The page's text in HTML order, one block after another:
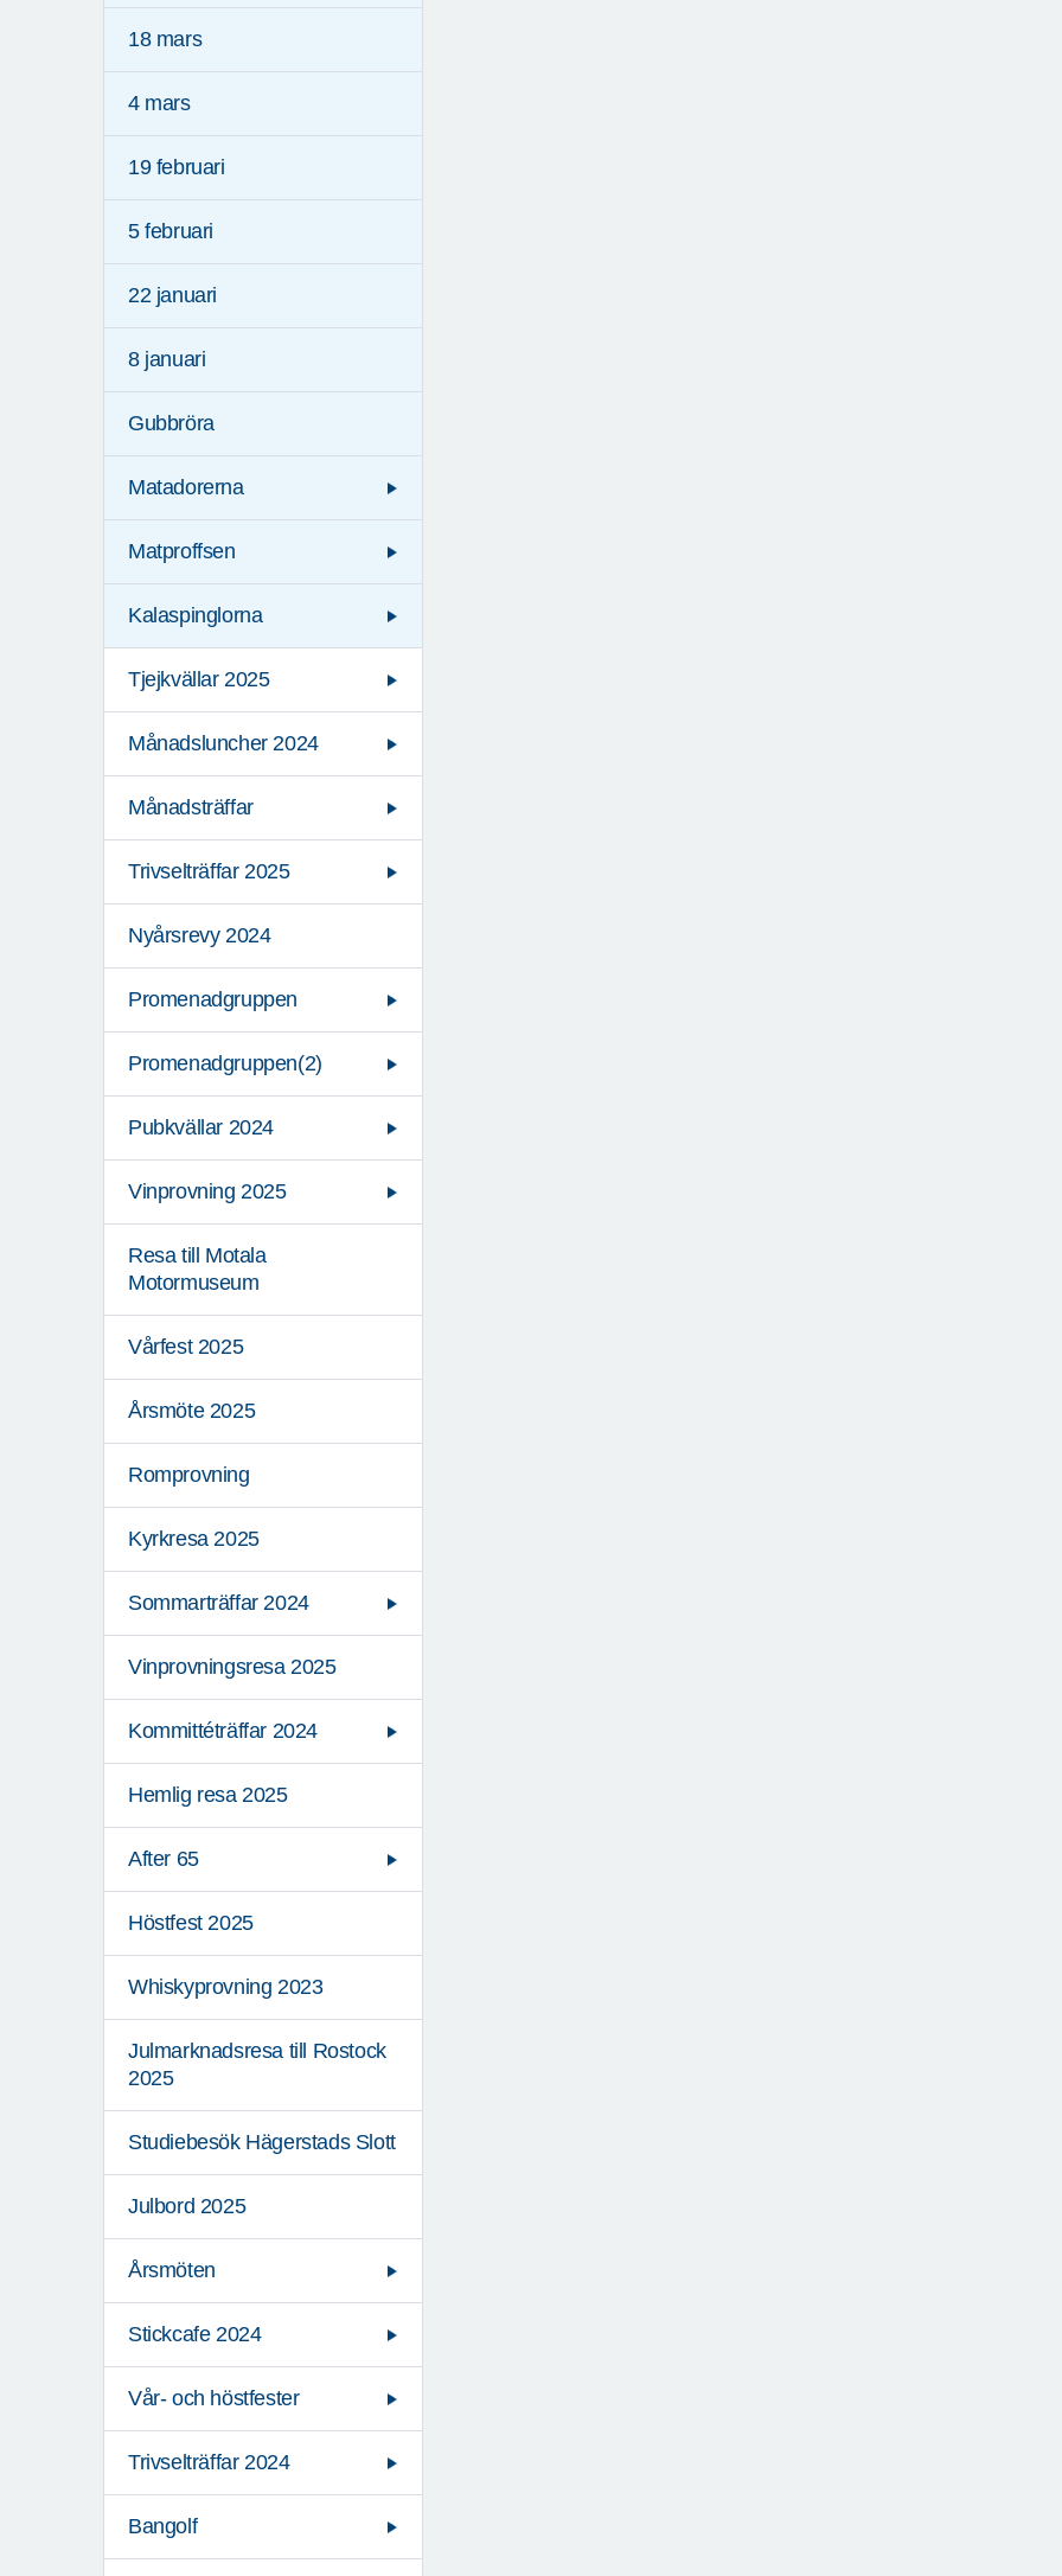
18 mars
4 mars
19 februari
5 februari
22 januari
8 januari
Gubbröra
Matadorerna
Matproffsen
Kalaspinglorna
Tjejkvällar 2025
Månadsluncher 2024
Månadsträffar
Trivselträffar 2025
Nyårsrevy 2024
Promenadgruppen
Promenadgruppen(2)
Pubkvällar 2024
Vinprovning 2025
Resa till Motala
Motormuseum
Vårfest 2025
Årsmöte 2025
Romprovning
Kyrkresa 2025
Sommarträffar 2024
Vinprovningsresa 2025
Kommittéträffar 2024
Hemlig resa 2025
After 65
Höstfest 2025
Whiskyprovning 2023
Julmarknadsresa till Rostock
2025
Studiebesök Hägerstads Slott
Julbord 2025
Årsmöten
Stickcafe 2024
Vår- och höstfester
Trivselträffar 2024
Bangolf